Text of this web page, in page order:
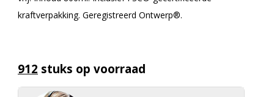
kraftverpakking. Geregistreerd Ontwerp®.
912 stuks op voorraad